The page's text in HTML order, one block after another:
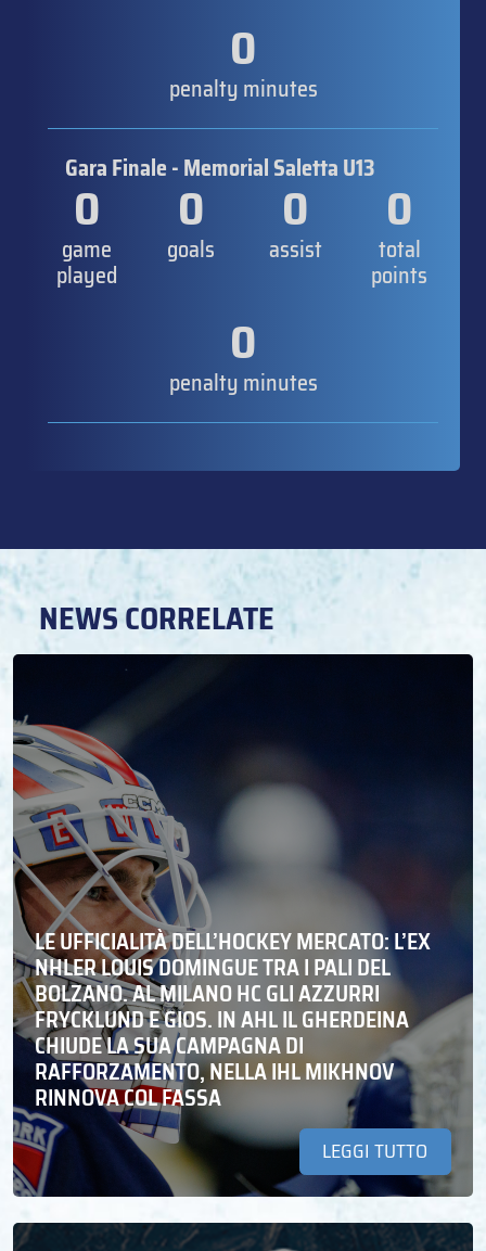
0
penalty minutes
Gara Finale - Memorial Saletta U13
0
game
played
0
goals
0
assist
0
total
points
0
penalty minutes
NEWS CORRELATE
LE UFFICIALITÀ DELL’HOCKEY MERCATO: L’EX
NHLER LOUIS DOMINGUE TRA I PALI DEL
BOLZANO. AL MILANO HC GLI AZZURRI
FRYCKLUND E GIOS. IN AHL IL GHERDEINA
CHIUDE LA SUA CAMPAGNA DI
RAFFORZAMENTO, NELLA IHL MIKHNOV
RINNOVA COL FASSA
LEGGI TUTTO